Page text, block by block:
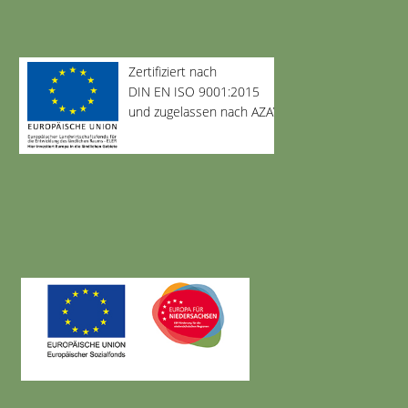
Zertifiziert nach
DIN EN ISO 9001:2015
und zugelassen nach AZAV